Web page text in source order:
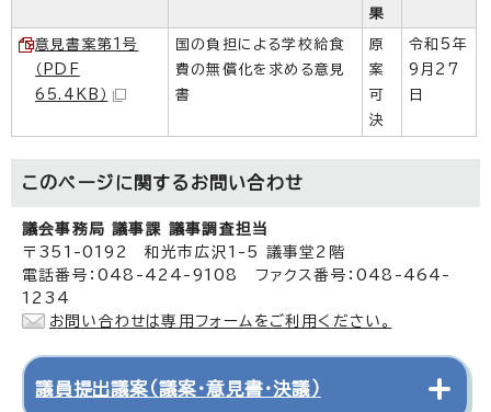
果
意見書案第1号
（PDF
65.4KB）
国の負担による学校給食
費の無償化を求める意見
書
原
案
可
決
令和5年
9月27
日
このページに関する お問い合わせ
議会事務局 議事課 議事調査担当
〒351-0192 和光市広沢1-5 議事堂2階
電話番号：048-424-9108 ファクス番号：048-464-
1234
お問い合わせは専用フォームをご利用ください。
議員提出議案（議案・意見書・決議）